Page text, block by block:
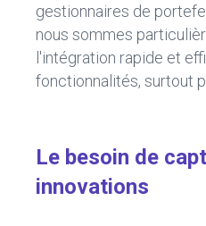
gestionnaires de
nous sommes
l'intégration rapide et
fonctionnalités, surtout
Le besoin de
innovations